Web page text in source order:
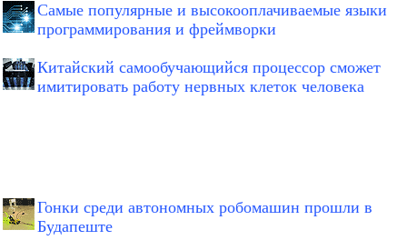
Самые популярные и высокооплачиваемые языки
программирования и фреймворки
Китайский самообучающийся процессор сможет
имитировать работу нервных клеток человека
Гонки среди автономных робомашин прошли в
Будапеште